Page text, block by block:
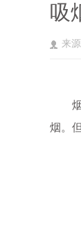
吸
来
烟盒
烟。